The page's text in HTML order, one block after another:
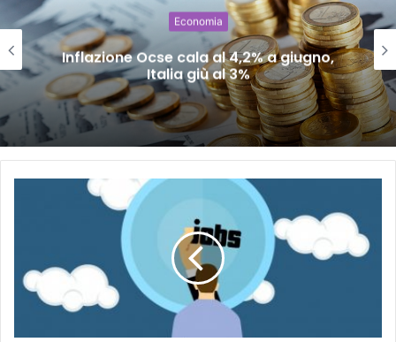
Economia
Inflazione Ocse cala al 4,2% a giugno,
Italia giù al 3%